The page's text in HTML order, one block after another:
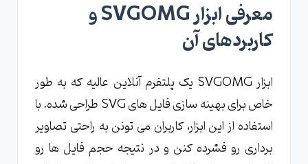
معرفی ابزار SVGOMG و
کاربردهای آن
ابزار SVGOMG یک پلتفرم آنلاین عالیه که به طور
خاص برای بهینه سازی فایل های SVG طراحی شده. با
استفاده از این ابزار، کاربران می تونن به راحتی تصاویر
برداری رو فشرده کنن و در نتیجه حجم فایل ها رو